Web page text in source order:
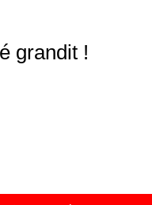
grandit !